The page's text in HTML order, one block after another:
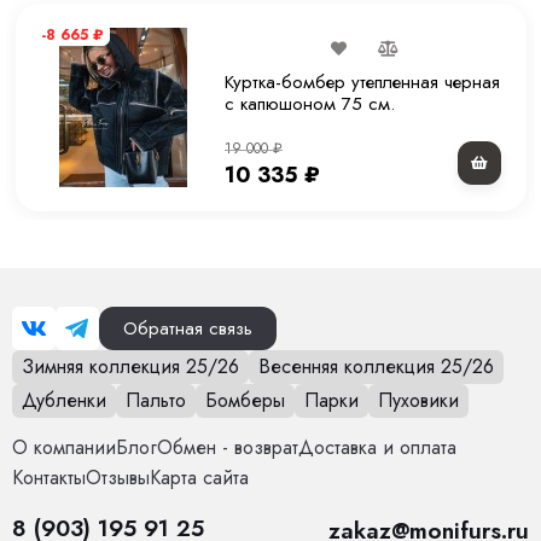
Комплектация Куртка
Покрой Прямой
1.2 кг
-8 665 ₽
Куртка-бомбер утепленная черная
с капюшоном 75 см.
19 000₽
10 335 ₽
Обратная связь
Зимняя коллекция 25/26
Весенняя коллекция 25/26
Дубленки
Пальто Бомберы Парки
Пуховики
О компанииБлогОбмен - возвратДоставка и оплата
КонтактыОтзывыКарта сайта
8 (903) 195 91 25 zakaz@monifurs.ru